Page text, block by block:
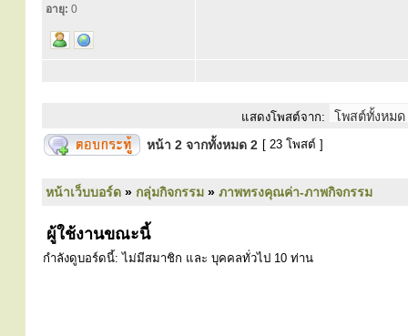
อายุ: 0
แสดงโพสต์จาก:
หน้า 2 จากทั้งหมด 2 [ 23 โพสต์ ]
หน้าเว็บบอร์ด » กลุ่มกิจกรรม » ภาพทรงคุณค่า-ภาพกิจกรรม
ผู้ใช้งานขณะนี้
กำลังดูบอร์ดนี้: ไม่มีสมาชิก และ บุคคลทั่วไป 10 ท่าน